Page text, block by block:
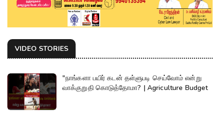
VIDEO STORIES
"நாங்களா பயிர் கடன் தள்ளுபடி செய்வோம் என்று
வாக்குறுதி கொடுத்தோமா? | Agriculture Budget